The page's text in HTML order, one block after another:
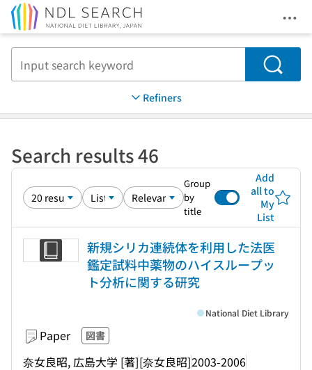
Search
Refiners
Search results 46
Group
by
title
Add
all to
My
List
新規シリカ連続体を利用した法医
鑑定試料中薬物のハイスループッ
ト分析に関する研究
Paper 図書
奈女良昭, 広島大学 [著][奈女良昭]2003-2006
National Diet Library